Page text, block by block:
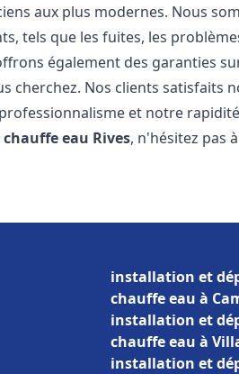
aux plus modernes. Nous
tels que les fuites, les
également des garanties
cherchez. Nos clients satisfaits
et notre
eau Rives, n'hésitez pas
installation et
chauffe eau à
installation et
chauffe eau à
installation et